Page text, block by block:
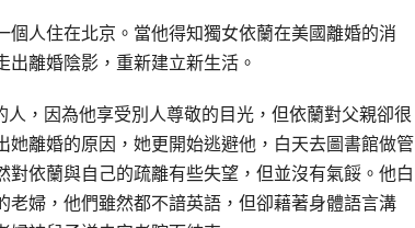
人住在北京。當他得知獨女依蘭在美國離婚的消
離婚陰影，重新建立新生活。
人，因為他享受別人尊敬的目光，但依蘭對父親卻很
離婚的原因，她更開始逃避他，白天去圖書館做管
依蘭與自己的疏離有些失望，但並沒有氣餒。他白
婦，他們雖然都不諳英語，但卻藉著身體語言溝